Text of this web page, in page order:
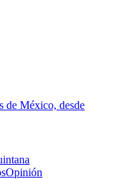
de México, desde
Opinión